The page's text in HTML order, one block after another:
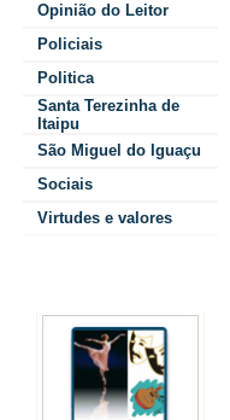
Opinião do Leitor
Policiais
Politica
Santa Terezinha de
Itaipu
São Miguel do Iguaçu
Sociais
Virtudes e valores